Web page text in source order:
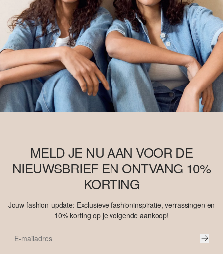
MELD JE NU AAN VOOR DE
NIEUWSBRIEF EN ONTVANG 10%
KORTING
Jouw fashion-update: Exclusieve fashioninspiratie, verrassingen en
10% korting op je volgende aankoop!